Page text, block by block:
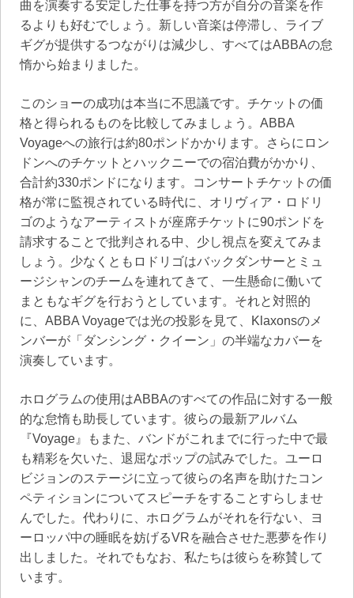
曲を演奏する安定した仕事を持つ方が自分の音楽を作
るよりも好むでしょう。新しい音楽は停滞し、ライブ
ギグが提供するつながりは減少し、すべてはABBAの怠
惰から始まりました。
このショーの成功は本当に不思議です。チケットの価
格と得られるものを比較してみましょう。ABBA
Voyageへの旅行は約80ポンドかかります。さらにロン
ドンへのチケットとハックニーでの宿泊費がかかり、
合計約330ポンドになります。コンサートチケットの価
格が常に監視されている時代に、オリヴィア・ロドリ
ゴのようなアーティストが座席チケットに90ポンドを
請求することで批判される中、少し視点を変えてみま
しょう。少なくともロドリゴはバックダンサーとミュ
ージシャンのチームを連れてきて、一生懸命に働いて
まともなギグを行おうとしています。それと対照的
に、ABBA Voyageでは光の投影を見て、Klaxonsのメ
ンバーが「ダンシング・クイーン」の半端なカバーを
演奏しています。
ホログラムの使用はABBAのすべての作品に対する一般
的な怠惰も助長しています。彼らの最新アルバム
『Voyage』もまた、バンドがこれまでに行った中で最
も精彩を欠いた、退屈なポップの試みでした。ユーロ
ビジョンのステージに立って彼らの名声を助けたコン
ペティションについてスピーチをすることすらしませ
んでした。代わりに、ホログラムがそれを行ない、ヨ
ーロッパ中の睡眠を妨げるVRを融合させた悪夢を作り
出しました。それでもなお、私たちは彼らを称賛して
います。